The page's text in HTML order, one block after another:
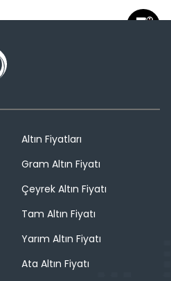
Altın Fiyatları
Gram Altın Fiyatı
Çeyrek Altın Fiyatı
Tam Altın Fiyatı
Yarım Altın Fiyatı
Ata Altın Fiyatı